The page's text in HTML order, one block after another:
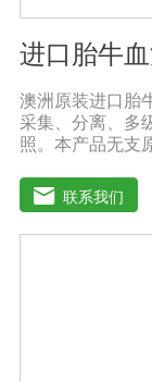
进口胎牛
澳洲原装进口胎
采集、分离、多
照。本产品无支
细胞及多种细胞
离、培养及单克
标准：符合《中
人民共和国兽药
准。规格：
意事项：解冻
温），可减少沉
联系我们